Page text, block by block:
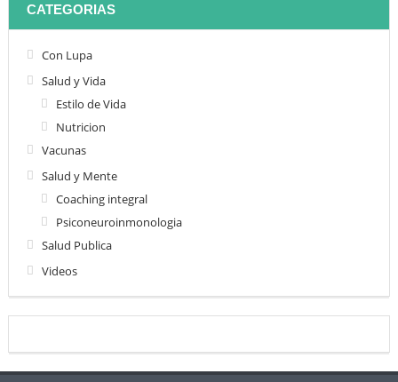
CATEGORIAS
Con Lupa
Salud y Vida
Estilo de Vida
Nutricion
Vacunas
Salud y Mente
Coaching integral
Psiconeuroinmonologia
Salud Publica
Videos